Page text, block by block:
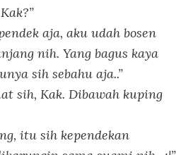
aja, aku udah bosen
nih. Yang bagus kaya
sih sebahu aja..”
sih, Kak. Dibawah kuping
itu sih kependekan